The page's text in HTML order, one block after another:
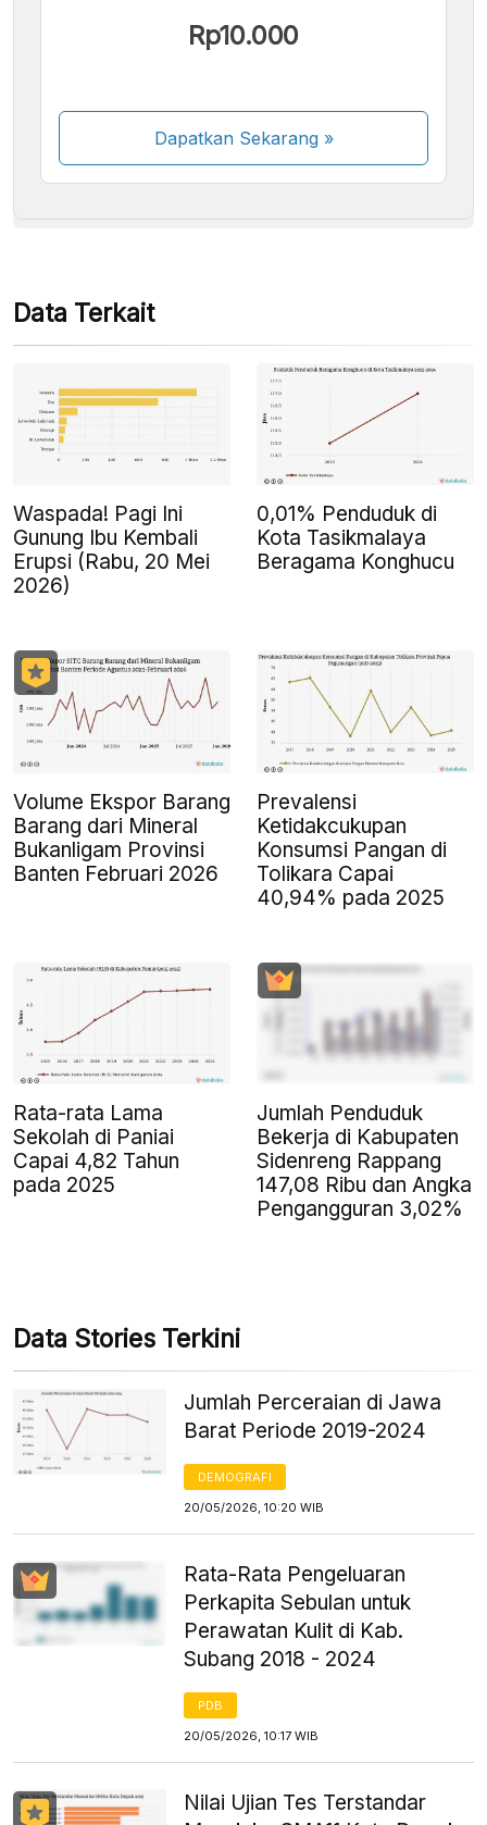
Rp10.000
Dapatkan Sekarang»
Beberapa metode pembayaran masih dalam
Data Terkait
Waspada! Pagi Ini
Gunung Ibu Kembali
Erupsi (Rabu, 20 Mei
2026)
0,01% Penduduk di
Kota Tasikmalaya
Beragama Konghucu
Volume Ekspor Barang
Barang dari Mineral
Bukanligam Provinsi
Banten Februari 2026
Prevalensi
Ketidakcukupan
Konsumsi Pangan di
Tolikara Capai
40,94% pada 2025
Rata-rata Lama
Sekolah di Paniai
Capai 4,82 Tahun
pada 2025
Jumlah Penduduk
Bekerja di Kabupaten
Sidenreng Rappang
147,08 Ribu dan Angka
Pengangguran 3,02%
Data Stories Terkini
Jumlah Perceraian di Jawa
Barat Periode 2019-2024
DEMOGRAFI
20/05/2026, 10:20 WIB
Rata-Rata Pengeluaran
Perkapita Sebulan untuk
Perawatan Kulit di Kab.
Subang 2018 - 2024
PDB
20/05/2026, 10:17 WIB
Nilai Ujian Tes Terstandar